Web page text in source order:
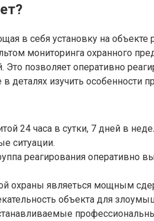
в себя установку на
мониторинга охранного
Это позволяет оперативно
изучить особенности
24 часа в сутки, 7 дней в
ситуации.
реагирования оперативно
охраны являеться мощным
объекта для